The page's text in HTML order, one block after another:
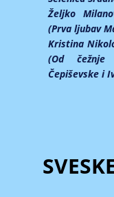
Željko
(Prva ljubav
Kristina
(Od čežnje
Čepiševske i